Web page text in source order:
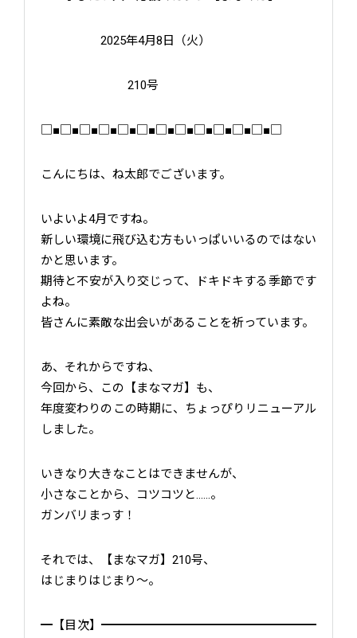
2025年4月8日（火）
210号
□■□■□■□■□■□■□■□■□■□■□■□■□
こんにちは、ね太郎でございます。
いよいよ4月ですね。
新しい環境に飛び込む方もいっぱいいるのではない
かと思います。
期待と不安が入り交じって、ドキドキする季節です
よね。
皆さんに素敵な出会いがあることを祈っています。
あ、それからですね、
今回から、この【まなマガ】も、
年度変わりのこの時期に、ちょっぴりリニューアル
しました。
いきなり大きなことはできませんが、
小さなことから、コツコツと……。
ガンバリまっす！
それでは、【まなマガ】210号、
はじまりはじまり～。
━【目次】━━━━━━━━━━━━━━━━━━